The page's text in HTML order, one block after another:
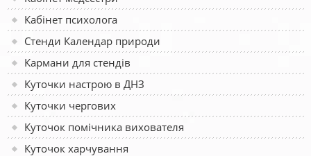
Кабінет психолога
Стенди Календар природи
Кармани для стендів
Куточки настрою в ДНЗ
Куточки чергових
Куточок помічника вихователя
Куточок харчування